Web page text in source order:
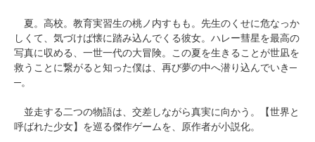
夏。高校。教育実習生の桃ノ内すもも。先生のくせに危なっか
しくて、気づけば懐に踏み込んでくる彼女。ハレー彗星を最高の
写真に収める、一世一代の大冒険。この夏を生きることが世凪を
救うことに繋がると知った僕は、再び夢の中へ潜り込んでいき─
─。
並走する二つの物語は、交差しながら真実に向かう。【世界と
呼ばれた少女】を巡る傑作ゲームを、原作者が小説化。